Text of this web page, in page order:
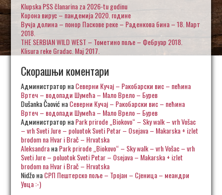
Klupska PSS članarina za 2026-tu godinu
Корона вирус – пандемија 2020. године
Вучја долина – понор Паскове реке – Раденкова бина – 18. Март
2018.
THE SERBIAN WILD WEST – Тометино поље – Фебруар 2018.
Klisura reke Gradac. Maj 2017.
Скорашњи коментари
Администратор наСеверни Кучај – Ракобарски вис – пећина
Вртеч – водопади Шумећа – Мало Врело – Бурев
Dušanka ČaovićнаСеверни Кучај – Ракобарски вис – пећина
Вртеч – водопади Шумећа – Мало Врело – Бурев
Администратор наPark prirode „Biokovo“ – Sky walk – vrh Vošac
– vrh Sveti Jure – poluotok Sveti Petar – Osejava – Makarska + izlet
brodom na Hvar i Brač – Hrvatska
AleksandraнаPark prirode „Biokovo“ – Sky walk – vrh Vošac – vrh
Sveti Jure – poluotok Sveti Petar – Osejava – Makarska + izlet
brodom na Hvar i Brač – Hrvatska
NidžoнаСРП Пештерско поље – Тројан – Сјеница – меандри
Увца :-)